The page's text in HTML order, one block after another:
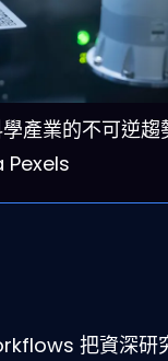
產業的不可逆
Pexels
把資深研